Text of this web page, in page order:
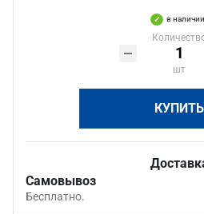
в наличии
шт
КУПИТЬ
Самовывоз
Бесплатно.